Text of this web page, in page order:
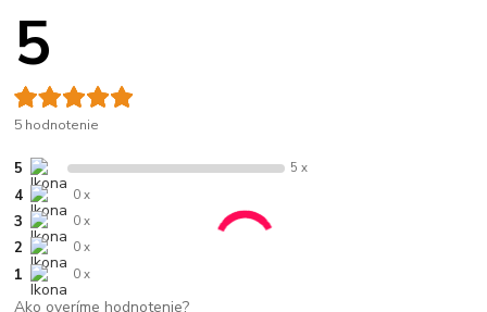
5
5 hodnotenie
5 5 x
4 0 x
3 0 x
2 0 x
1 0 x
Ako overíme hodnotenie?